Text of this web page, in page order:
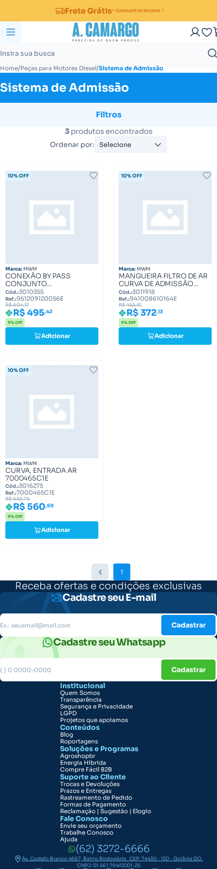
Frete Grátis* CONSULTE AS REGRAS
Home/Peças para Motores Diesel/Sistema de Admissão
Sistema de Admissão
Filtros
3produtos encontrados
Ordenar por: Selecione
10% OFF
Marca: MWM
CONEXÃO BY PASS
CONJUNTO
961209120056E
Cód.:3010355
Ref.:961209120056E
R$ 604,17
R$ 495,42
9% OFF
Adicionar
10% OFF
Marca: MWM
MANGUEIRA FILTRO DE AR
CURVA DE ADMISSÃO
941008610164E
Cód.:3011918
Ref.:941008610164E
R$ 453,81
R$ 372,13
9% OFF
Adicionar
10% OFF
Marca: MWM
CURVA, ENTRADA AR
7000465C1E
Cód.:3016275
Ref.:7000465C1E
R$ 683,76
R$ 560,69
9% OFF
Adicionar
1
Receba ofertas e condições exclusivas
Cadastre seu E-mail
Cadastrar
Cadastre seu Whatsapp
Cadastrar
Institucional
Quem Somos
Transparência
Segurança e Privacidade
LGPD
Projetos que apoiamos
Conteúdos
Blog
Roportagens
Soluções e Programas
Agroshopbr
Energia Híbrida
Compre Fácil B2B
Suporte ao Cliente
Trocas e Devoluções
Prazos e Entregas
Rastreamento de Pedido
Formas de Pagamento
Reclamação | Sugestão | Elogio
Fale Conosco
Envie seu orçamento
Trabalhe Conosco
Ajuda
(62) 3272-6666
Av. Castelo Branco 4667, Bairro Rodoviário CEP: 74430 - 130 - Goiânia GO.
CNPJ: 01.561.794/0001-25